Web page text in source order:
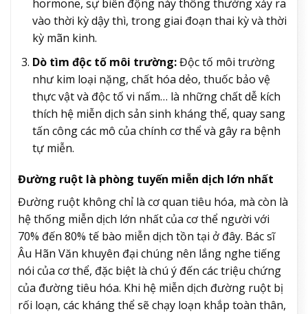
hormone, sự biến động này thông thường xảy ra
vào thời kỳ dậy thì, trong giai đoạn thai kỳ và thời
kỳ mãn kinh.
Dò tìm độc tố môi trường:Độc tố môi trường
như kim loại nặng, chất hóa dẻo, thuốc bảo vệ
thực vật và độc tố vi nấm… là những chất dễ kích
thích hệ miễn dịch sản sinh kháng thể, quay sang
tấn công các mô của chính cơ thể và gây ra bệnh
tự miễn.
Đường ruột là phòng tuyến miễn dịch lớn nhất
Đường ruột không chỉ là cơ quan tiêu hóa, mà còn là
hệ thống miễn dịch lớn nhất của cơ thể người với
70% đến 80% tế bào miễn dịch tồn tại ở đây. Bác sĩ
Âu Hãn Văn khuyên đại chúng nên lắng nghe tiếng
nói của cơ thể, đặc biệt là chú ý đến các triệu chứng
của đường tiêu hóa. Khi hệ miễn dịch đường ruột bị
rối loạn, các kháng thể sẽ chạy loạn khắp toàn thân,